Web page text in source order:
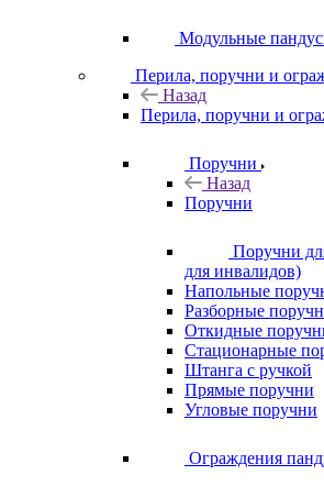
Модульные
Перила, поручни и
Назад
Перила, поручни и
Поручни
Назад
Поручни
Поручни
для инвалидов)
Напольные
Разборные
Откидные
Стационарные
Штанга с ручкой
Прямые поручни
Угловые поручни
Ограждения